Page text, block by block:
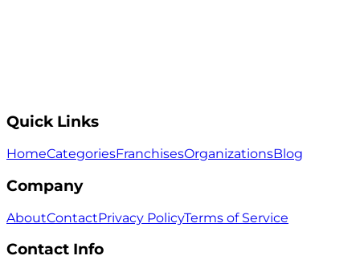
Quick Links
HomeCategoriesFranchisesOrganizationsBlog
Company
AboutContactPrivacy PolicyTerms of Service
Contact Info